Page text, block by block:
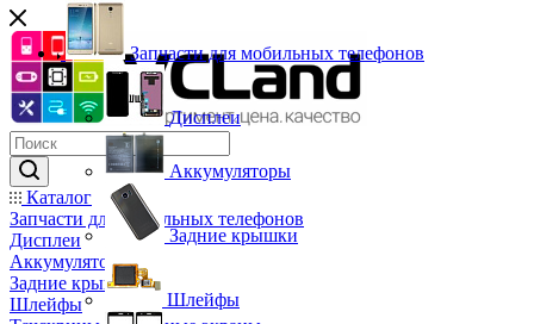
Каталог
Запчасти для мобильных телефонов
Дисплеи
Аккумуляторы
Задние крышки
Шлейфы
Запчасти для мобильных телефонов
Дисплеи
Аккумуляторы
Задние крышки
Шлейфы